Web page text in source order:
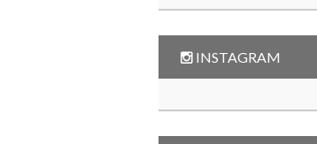
INSTAGRAM